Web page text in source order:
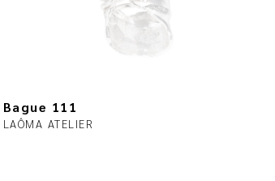
Bague 111
LAÔMA ATELIER